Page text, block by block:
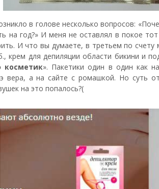
в голове несколько вопросов:
на год?» И меня не оставлял в покое
И что вы думаете, в третьем по счету
крем для депиляции области бикини и
косметик». Пакетики один в один как
вера, а на сайте с ромашкой. Но суть
на это попалось?(